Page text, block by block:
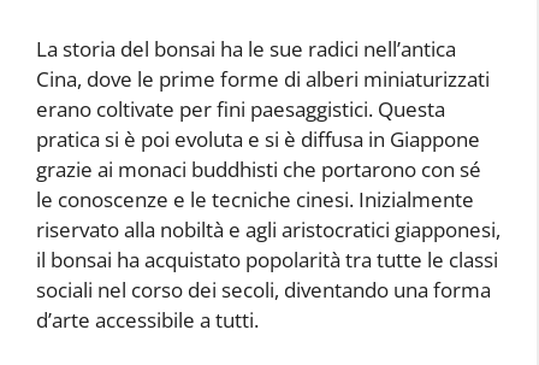
La storia del bonsai ha le sue radici nell’antica
Cina, dove le prime forme di alberi miniaturizzati
erano coltivate per fini paesaggistici. Questa
pratica si è poi evoluta e si è diffusa in Giappone
grazie ai monaci buddhisti che portarono con sé
le conoscenze e le tecniche cinesi. Inizialmente
riservato alla nobiltà e agli aristocratici giapponesi,
il bonsai ha acquistato popolarità tra tutte le classi
sociali nel corso dei secoli, diventando una forma
d’arte accessibile a tutti.